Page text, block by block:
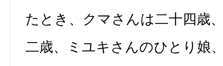
たとき、クマさんは二十四歳
二歳、ミユキさんのひとり娘